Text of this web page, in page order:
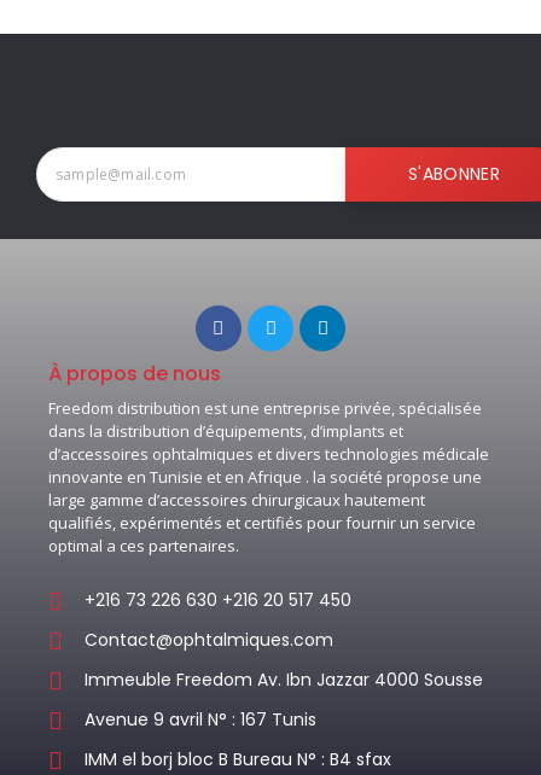
S'ABONNER
À propos de nous
Freedom distribution est une entreprise privée, spécialisée
dans la distribution d’équipements, d’implants et
d’accessoires ophtalmiques et divers technologies médicale
innovante en Tunisie et en Afrique . la société propose une
large gamme d’accessoires chirurgicaux hautement
qualifiés, expérimentés et certifiés pour fournir un service
optimal a ces partenaires.
+216 73 226 630 +216 20 517 450
Contact@ophtalmiques.com
Immeuble Freedom Av. Ibn Jazzar 4000 Sousse
Avenue 9 avril N° : 167 Tunis
IMM el borj bloc B Bureau N° : B4 sfax